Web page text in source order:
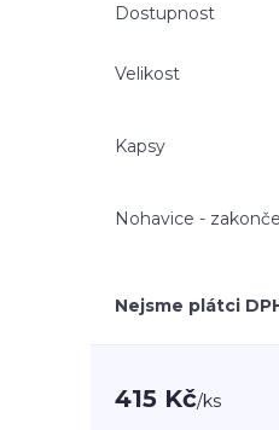
Dostupnost
Velikost
Kapsy
Nohavice -
Nejsme plátci
415 Kč/ks